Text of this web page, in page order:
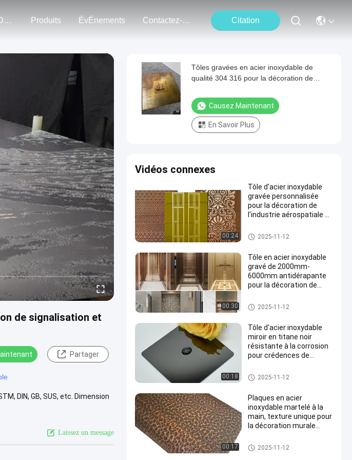
Au Sujet De Nous Produits ÉvÉnements Contactez-Nous Citation
de signalisation et
Partager
DIN, GB, SUS, etc. Dimension
Laissez un message
Tôles gravées en acier inoxydable de
qualité 304 316 pour la décoration de
Causez Maintenant
En Savoir Plus
Vidéos connexes
00:24
Tôle d'acier inoxydable
gravée personnalisée
pour la décoration de
l'industrie aérospatiale et
Draps en acier inoxydable grav
é
2025-11-12
00:30
Tôle en acier inoxydable
gravé de 2000mm-
6000mm antidérapante
pour la décoration de
Draps en acier inoxydable grav
é
2025-11-12
00:18
Tôle d'acier inoxydable
miroir en titane noir
résistante à la corrosion
pour crédences de
Feuille d'acier inoxydable de m
iroir
2025-11-12
00:17
Plaques en acier
inoxydable martelé à la
main, texture unique pour
la décoration murale
Feuille martelée d'acier inoxyd
able
2025-11-12